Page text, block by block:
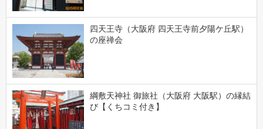
四天王寺（大阪府 四天王寺前夕陽ケ丘駅）
の座禅会
綱敷天神社 御旅社（大阪府 大阪駅）の縁結
び【くちコミ付き】